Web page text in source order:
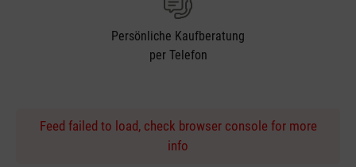
Persönliche Kaufberatung
per Telefon
Feed failed to load, check browser console for more
info